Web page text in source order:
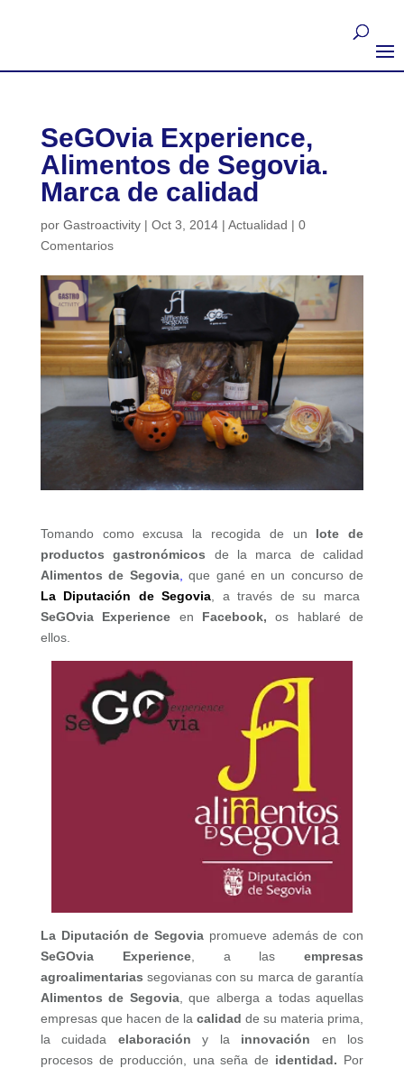
SeGOvia Experience,
Alimentos de Segovia.
Marca de calidad
por Gastroactivity| Oct 3, 2014| Actualidad | 0
Comentarios
Tomando como excusa la recogida de un lote de
productos gastronómicos de la marca de calidad
Alimentos de Segovia, que gané en un concurso de
La Diputación de Segovia, a través de su marca
SeGOvia Experience en Facebook, os hablaré de
ellos.
La Diputación de Segovia promueve además de con
SeGOvia Experience, a lasempresas
agroalimentarias segovianas con su marca de garantía
Alimentos de Segovia, que alberga a todas aquellas
empresas que hacen de lacalidad de su materia prima,
la cuidada elaboración y la innovación en los
procesos de producción, una seña de identidad. Por